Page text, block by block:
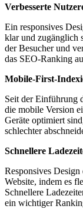
Verbesserte
Ein responsives
klar und zugänglich
der Besucher und
das SEO-Ranking
Mobile-First-
Seit der Einführung
die mobile Version
Geräte optimiert
schlechter
Schnellere
Responsives
Website, indem es
Schnellere
ein wichtiger